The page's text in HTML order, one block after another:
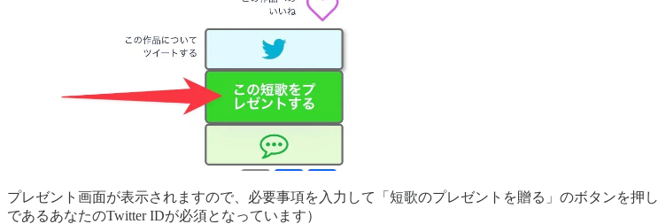
プレゼント画面が表示されますので、必要事項を入力して「短歌のプレゼントを贈る」のボタンを
であるあなたのTwitter IDが必須となっています）